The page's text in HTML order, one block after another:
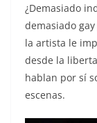
¿Demasiado
demasiado
la artista le
desde la
hablan por sí
escenas.